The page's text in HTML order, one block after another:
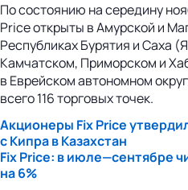
По состоянию на середину
Price открыты в Амурской и
Республиках Бурятия и Саха
Камчатском, Приморском и
в Еврейском автономном
всего 116 торговых точек.
Акционеры Fix Price
с Кипра в Казахстан
Fix Price: в июле—сентябре
на 6%